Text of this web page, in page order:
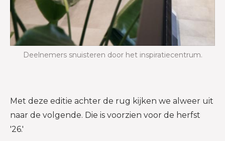
Deelnemers snuisteren door het inspiratiecentrum.
Met deze editie achter de rug kijken we alweer uit
naar de volgende. Die is voorzien voor de herfst
'26.'